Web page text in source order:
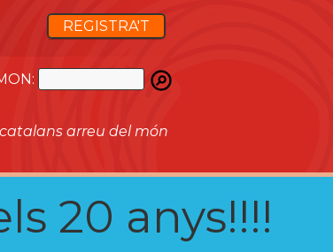
REGISTRA'T
arreu del món
20 anys!!!!